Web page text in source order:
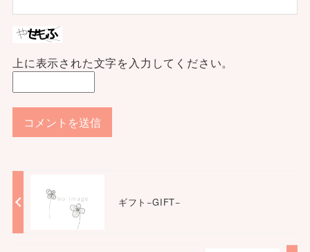
上に表示された文字を入力してください。
ギフト−GIFT−